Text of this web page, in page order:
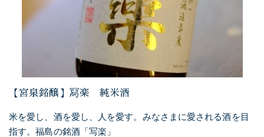
【宮泉銘醸】冩楽 純米酒
米を愛し、酒を愛し、人を愛す。みなさまに愛される酒を目
指す。福島の銘酒「写楽」